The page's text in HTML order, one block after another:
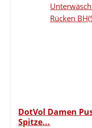
DotVol Damen
Spitze...